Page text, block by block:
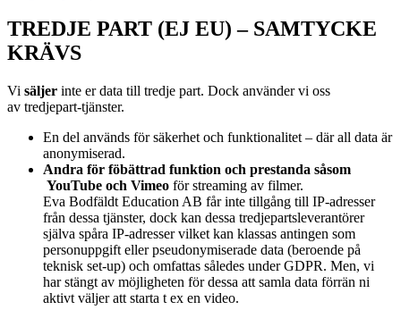
TREDJE PART (EJ EU) – SAMTYCKE
KRÄVS
Vi säljer inte er data till tredje part. Dock använder vi oss
av tredjepart-tjänster.
En del används för säkerhet och funktionalitet – där all data är
anonymiserad.
Andra för föbättrad funktion och prestanda såsom
YouTube och Vimeo för streaming av filmer.
Eva Bodfäldt Education AB får inte tillgång till IP-adresser
från dessa tjänster, dock kan dessa tredjepartsleverantörer
själva spåra IP-adresser vilket kan klassas antingen som
personuppgift eller pseudonymiserade data (beroende på
teknisk set-up) och omfattas således under GDPR. Men, vi
har stängt av möjligheten för dessa att samla data förrän ni
aktivt väljer att starta t ex en video.